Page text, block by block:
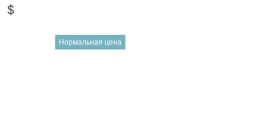
$
Нормальная цена